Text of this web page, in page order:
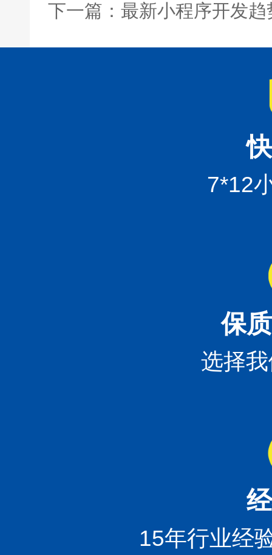
下一篇：最新小程序开发
7*12
保
选择
15年行业经